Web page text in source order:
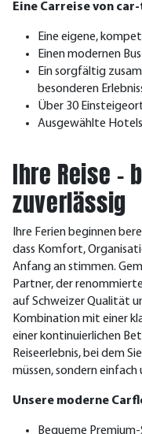
Eine Carreise von
Eine eigene,
Einen modernen
Ein sorgfältig
besonderen
Über 30
Ausgewählte
Ihre Reise –
zuverlässig
Ihre Ferien beginnen
dass Komfort,
Anfang an stimmen.
Partner, der reno
auf Schweizer Qualität
Kombination mit einer
einer kontinuierlichen
Reiseerlebnis, bei dem
müssen, sondern
Unsere moderne
Bequeme